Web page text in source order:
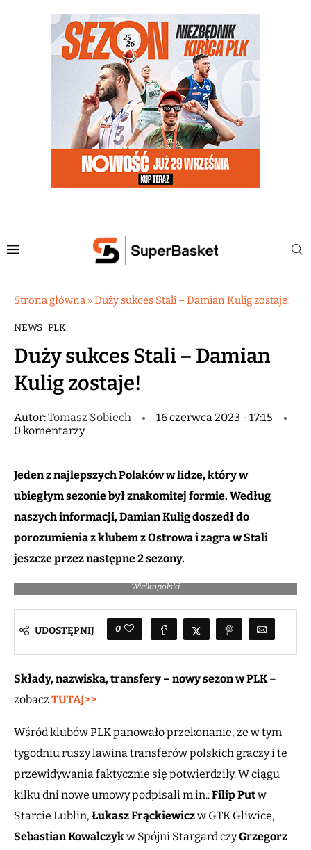
Strona główna »Duży sukces Stali – Damian Kulig zostaje!
NEWS PLK
Duży sukces Stali – Damian
Kulig zostaje!
Autor:Tomasz Sobiech
16 czerwca 2023 - 17:15
0 komentarzy
Jeden z najlepszych Polaków w lidze, który w
ubiegłym sezonie był znakomitej formie. Według
naszych informacji, Damian Kulig doszedł do
porozumienia z klubem z Ostrowa i zagra w Stali
jeszcze przez następne 2 sezony.
Wielkopolski
UDOSTĘPNIJ 0
Składy, nazwiska, transfery – nowy sezon w PLK–
zobacz TUTAJ>>
Wśród klubów PLK panowało przekonanie, że w tym
tygodniu ruszy lawina transferów polskich graczy i te
przewidywania faktycznie się potwierdziły. W ciągu
kilku dni nowe umowy podpisali m.in.:Filip Putw
Starcie Lublin, Łukasz Frąckiewiczw GTK Gliwice,
Sebastian Kowalczykw Spójni Stargard czyGrzegorz